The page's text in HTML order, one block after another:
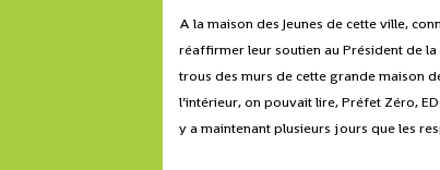
A la maison des Jeunes de cette ville,
réaffirmer leur soutien au Président de
trous des murs de cette grande maison
l’intérieur, on pouvait lire, Préfet Zéro,
y a maintenant plusieurs jours que les